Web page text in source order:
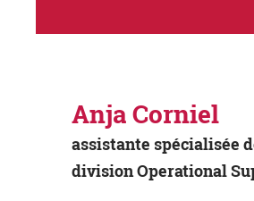
Anja Corniel
assistante spécialisée
division Operational